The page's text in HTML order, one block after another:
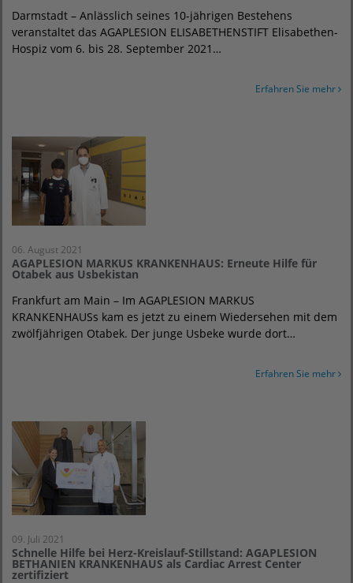
Darmstadt – Anlässlich seines 10-jährigen Bestehens
veranstaltet das AGAPLESION ELISABETHENSTIFT Elisabethen-
Hospiz vom 6. bis 28. September 2021…
Erfahren Sie mehr
06. August 2021
AGAPLESION MARKUS KRANKENHAUS: Erneute Hilfe für
Otabek aus Usbekistan
Frankfurt am Main – Im AGAPLESION MARKUS
KRANKENHAUSs kam es jetzt zu einem Wiedersehen mit dem
zwölfjährigen Otabek. Der junge Usbeke wurde dort…
Erfahren Sie mehr
09. Juli 2021
Schnelle Hilfe bei Herz-Kreislauf-Stillstand: AGAPLESION
BETHANIEN KRANKENHAUS als Cardiac Arrest Center
zertifiziert